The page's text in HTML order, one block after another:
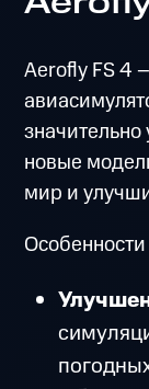
Aerofly FS 4
новые
мир и